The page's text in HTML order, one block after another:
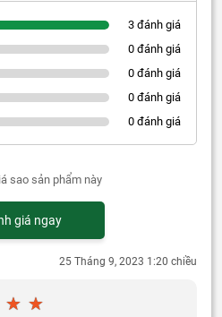
3 đánh giá
0 đánh giá
0 đánh giá
0 đánh giá
0 đánh giá
sao sản phẩm này
giá ngay
25 Tháng 9, 2023 1:20 chiều